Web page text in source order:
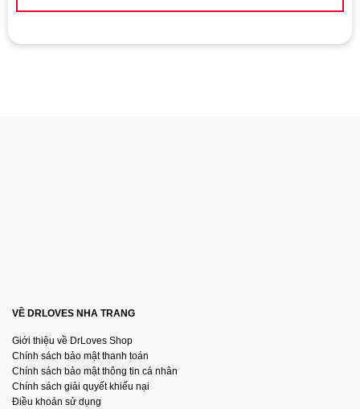
VỀ DRLOVES NHA TRANG
Giới thiệu về DrLoves Shop
Chính sách bảo mật thanh toán
Chính sách bảo mật thông tin cá nhân
Chính sách giải quyết khiếu nại
Điều khoản sử dụng